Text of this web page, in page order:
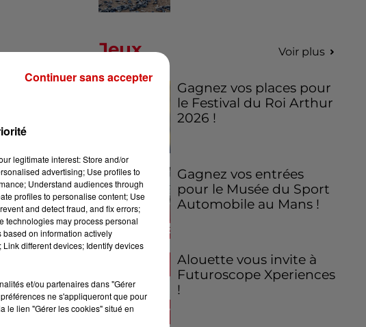
Jeux Voir plus
Gagnez vos places pour
le Festival du Roi Arthur
2026 !
Gagnez vos entrées
pour le Musée du Sport
Automobile au Mans !
Alouette vous invite à
Futuroscope Xperiences
!
legitimate interest: Store and/or
advertising; Use profiles to
Understand audiences through
profiles to personalise content; Use
and detect fraud, and fix errors;
technologies may process personal
on information actively
different devices; Identify devices
et/ou partenaires dans "Gérer
ne s'appliqueront que pour
le lien "Gérer les cookies" situé en
Continuer sans accepter